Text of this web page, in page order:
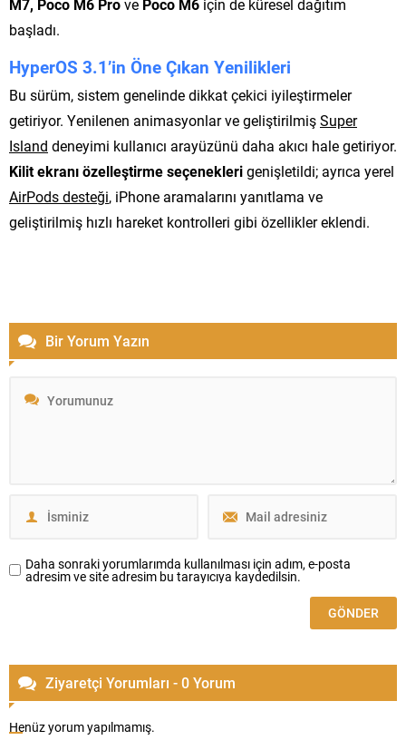
M7, Poco M6 Prove Poco M6 için de küresel dağıtım
başladı.
HyperOS 3.1’in Öne Çıkan Yenilikleri
Bu sürüm, sistem genelinde dikkat çekici iyileştirmeler
getiriyor. Yenilenen animasyonlar ve geliştirilmişSuper
Island deneyimi kullanıcı arayüzünü daha akıcı hale getiriyor.
Kilit ekranı özelleştirme seçeneklerigenişletildi; ayrıca yerel
AirPods desteği, iPhone aramalarını yanıtlama ve
geliştirilmiş hızlı hareket kontrolleri gibi özellikler eklendi.
Bir Yorum Yazın
Daha sonraki yorumlarımda kullanılması için adım, e-posta
adresim ve site adresim bu tarayıcıya kaydedilsin.
Ziyaretçi Yorumları - 0 Yorum
Henüz yorum yapılmamış.